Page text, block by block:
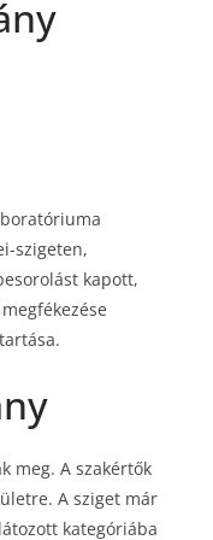
szigeten,
kapott,
meg. A szakértők
A sziget már
kategóriába